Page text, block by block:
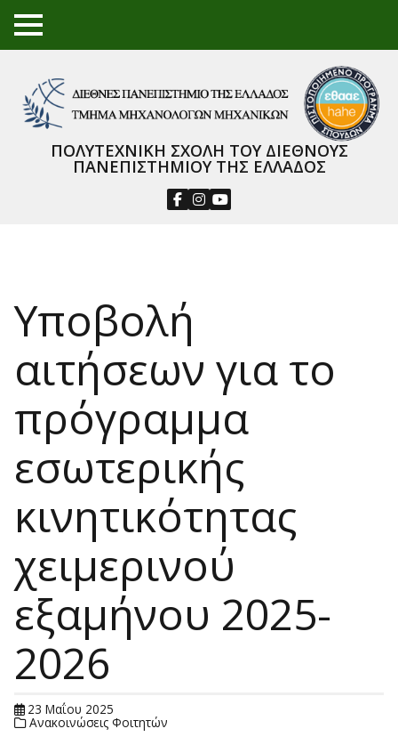
TO
GGL
NU
ΠΟΛΥΤΕΧΝΙΚΗ ΣΧΟΛΗ ΤΟΥ ΔΙΕΘΝΟΥΣ
ΠΑΝΕΠΙΣΤΗΜΙΟΥ ΤΗΣ ΕΛΛΑΔΟΣ
Υποβολή
αιτήσεων για το
πρόγραμμα
εσωτερικής
κινητικότητας
χειμερινού
εξαμήνου 2025-
2026
23 Μαΐου 2025
Ανακοινώσεις Φοιτητών